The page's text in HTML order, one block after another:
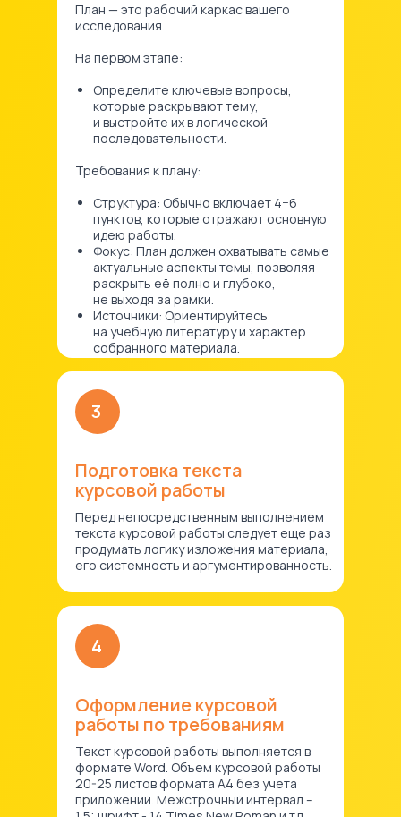
Перед непосредственным выполнением
текста курсовой работы следует еще раз
продумать логику изложения материала,
его системность и аргументированность.
Подготовка текста
курсовой работы
3
Текст курсовой работы выполняется в
формате Word. Объем курсовой работы
20-25 листов формата А4 без учета
приложений. Межстрочный интервал –
Оформление курсовой
работы по требованиям
4
План — это рабочий каркас вашего
исследования.
На первом этапе:
Определите ключевые вопросы,
которые раскрывают тему,
и выстройте их в логической
последовательности.
Требования к плану:
Структура: Обычно включает 4−6
пунктов, которые отражают основную
идею работы.
Фокус: План должен охватывать самые
актуальные аспекты темы, позволяя
раскрыть её полно и глубоко,
не выходя за рамки.
Источники: Ориентируйтесь
на учебную литературу и характер
собранного материала.